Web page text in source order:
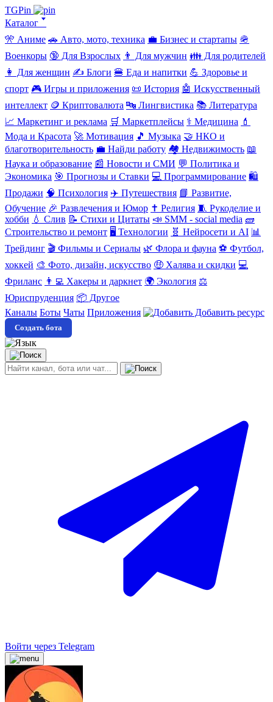
TGPin
Каталог 🢓
🎌 Аниме 🚗 Авто, мото, техника 💼 Бизнес и стартапы 🪖
Военкоры 🔞 Для Взрослых 👨 Для мужчин 👪 Для родителей
👩 Для женщин ✍️ Блоги 🍔 Еда и напитки 💪 Здоровье и
спорт 🎮 Игры и приложения 📜 История 🤖 Искусственный
интеллект 🪙 Криптовалюта 🔤 Лингвистика 📚 Литература
📈 Маркетинг и реклама 🛒 Маркетплейсы ⚕️ Медицина 💄
Мода и Красота 🚀 Мотивация 🎵 Музыка 🤝 НКО и
благотворительность 💼 Найди работу 🏘️ Недвижимость 📖
Наука и образование 📰 Новости и СМИ 💬 Политика и
Экономика 🎯 Прогнозы и Ставки 💻 Программирование 🛍️
Продажи 🧠 Психология ✈️ Путешествия 📘 Развитие,
Обучение 🎉 Развлечения и Юмор ✝️ Религия 🧵 Рукоделие и
хобби 💧 Слив 📝 Стихи и Цитаты 📣 SMM - social media 🧱
Строительство и ремонт 🖥️ Технологии 🧬 Нейросети и AI 📊
Трейдинг 🎬 Фильмы и Сериалы 🌿 Флора и фауна ⚽ Футбол,
хоккей 🎨 Фото, дизайн, искусство 🤑 Халява и скидки 💻
Фриланс 👨‍💻 Хакеры и даркнет 🌍 Экология ⚖️
Юриспруденция 📦 Другое
Каналы Боты Чаты Приложения Добавить ресурс
Создать бота
Войти через Telegram